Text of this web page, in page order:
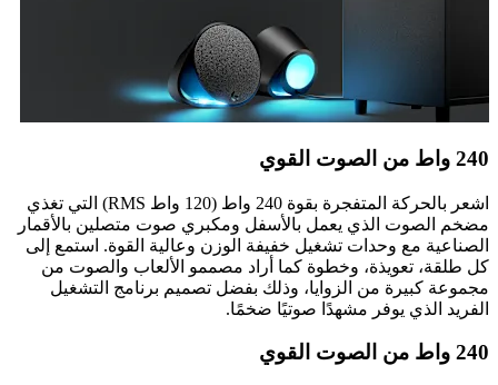
240 واط من الصوت القوي
اشعر بالحركة المتفجرة بقوة 240 واط (120 واط RMS) التي تغذي
مضخم الصوت الذي يعمل بالأسفل ومكبري صوت متصلين بالأقمار
الصناعية مع وحدات تشغيل خفيفة الوزن وعالية القوة. استمع إلى
كل طلقة، تعويذة، وخطوة كما أراد مصممو الألعاب والصوت من
مجموعة كبيرة من الزوايا، وذلك بفضل تصميم برنامج التشغيل
الفريد الذي يوفر مشهدًا صوتيًا ضخمًا.
240 واط من الصوت القوي